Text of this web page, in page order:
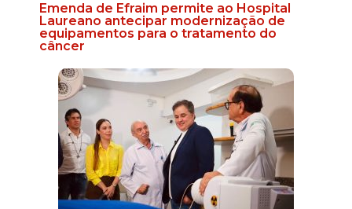
Emenda de Efraim permite ao Hospital
Laureano antecipar modernização de
equipamentos para o tratamento do
câncer